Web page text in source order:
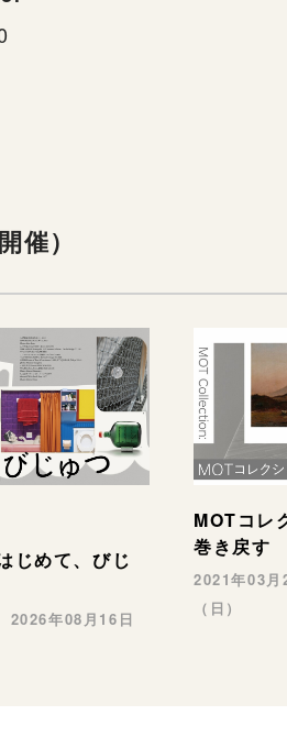
催）
じめて、びじ
2026年08月16日
MOTコレ
巻き戻す
2021年03
（日）